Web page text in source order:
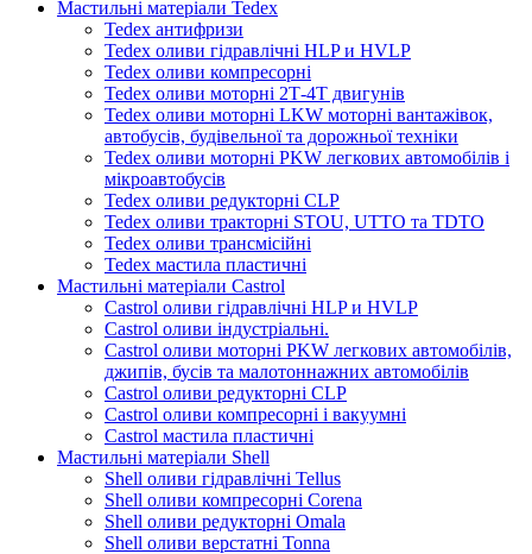
Мастильні матеріали Tedex
Tedex антифризи
Tedex оливи гідравлічні HLP и HVLP
Tedex оливи компресорні
Tedex оливи моторні 2Т-4Т двигунів
Tedex оливи моторні LKW моторні вантажівок,
автобусів, будівельної та дорожньої техніки
Tedex оливи моторні PKW легкових автомобілів і
мікроавтобусів
Tedex оливи редукторні CLP
Tedex оливи тракторні STOU, UTTO та TDTO
Tedex оливи трансмісійні
Tedex мастила пластичні
Мастильні матеріали Castrol
Castrol оливи гідравлічні HLP и HVLP
Castrol оливи індустріальні.
Castrol оливи моторні PKW легкових автомобілів,
джипів, бусів та малотоннажних автомобілів
Castrol оливи редукторні CLP
Castrol оливи компресорні і вакуумні
Castrol мастила пластичні
Мастильні матеріали Shell
Shell оливи гідравлічні Tellus
Shell оливи компресорні Corena
Shell оливи редукторні Omala
Shell оливи верстатні Tonna